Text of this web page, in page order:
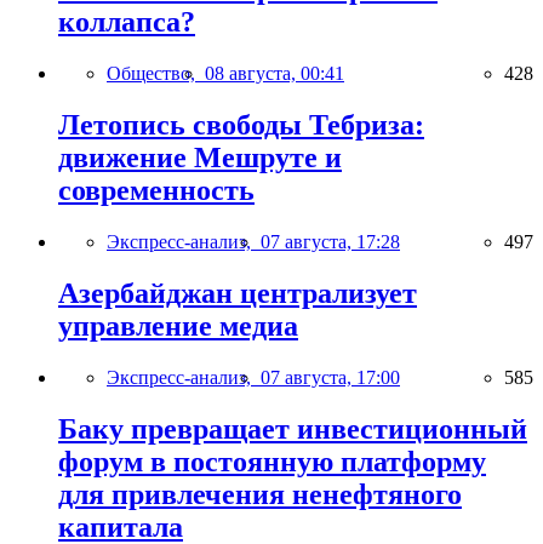
коллапса?
Общество, 08 августа, 00:41 428
Летопись свободы Тебриза:
движение Мешруте и
современность
Экспресс-анализ, 07 августа, 17:28 497
Азербайджан централизует
управление медиа
Экспресс-анализ, 07 августа, 17:00 585
Баку превращает инвестиционный
форум в постоянную платформу
для привлечения ненефтяного
капитала